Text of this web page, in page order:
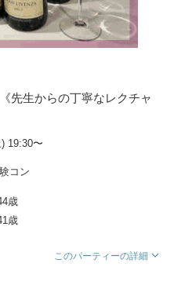
先生からの丁寧なレクチャ
19:30〜
コン
歳
歳
このパーティーの詳細